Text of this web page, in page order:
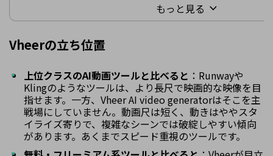
もっと見る
Vheerの立ち位置
上位クラスのAI動画ツールと比べると ：Runwayや
Klingのようなツールは、より長尺で映画的な映像を目
指せます。一方、Vheer AI video generatorはそこを主
戦場にしていません。動画尺は短く、動きはややスタ
イライズ寄りで、複雑なシーンでは破綻しやすい傾向
があります。あくまでスピード重視のツールです。